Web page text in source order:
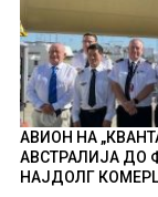
АВИОН НА
АВСТРАЛИЈА ДО
НАЈДОЛГ